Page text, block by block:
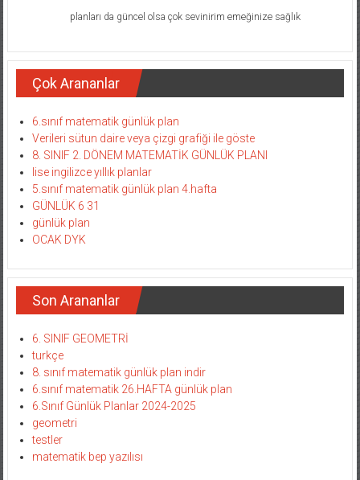
planları da güncel olsa çok sevinirim emeğinize sağlık
Çok Arananlar
6.sınıf matematik günlük plan
Verileri sütun daire veya çizgi grafiği ile göste
8. SINIF 2. DÖNEM MATEMATİK GÜNLÜK PLANI
lise ingilizce yıllık planlar
5.sınıf matematik günlük plan 4.hafta
GÜNLÜK 6 31
günlük plan
OCAK DYK
Son Arananlar
6. SINIF GEOMETRİ
turkçe
8. sınıf matematik günlük plan indir
6.sınıf matematik 26.HAFTA günlük plan
6.Sınıf Günlük Planlar 2024-2025
geometri
testler
matematik bep yazılısı